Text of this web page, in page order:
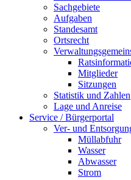
Sachgebiete
Aufgaben
Standesamt
Ortsrecht
Mitglieder
Sitzungen
Statistik und Zahlen
Lage und Anreise
Service / Bürgerportal
Ver- und
Müllabfuhr
Wasser
Abwasser
Strom